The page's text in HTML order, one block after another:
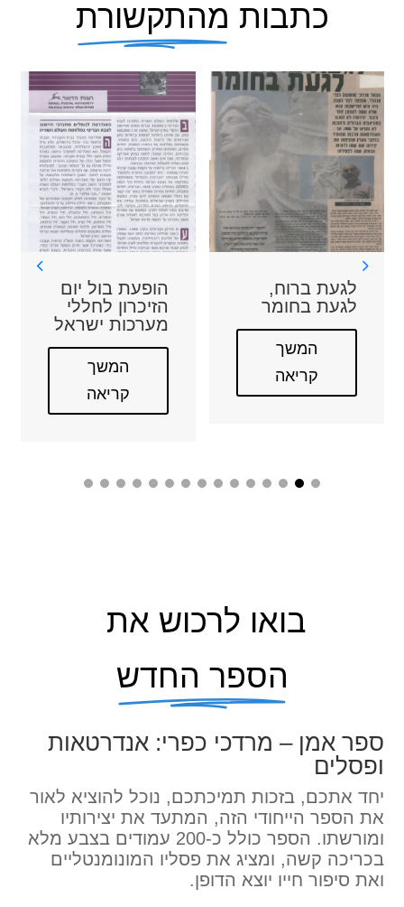
כתבות מהתקשורת
הופעת בול יום
הזיכרון לחללי
מערכות ישראל
המשך
קריאה
יקנעם חנכה
את הפארק על
שם יצחק רבין
המשך
קריאה
בואו לרכוש את
הספר החדש
ספר אמן – מרדכי כפרי: אנדרטאות
ופסלים
יחד אתכם, בזכות תמיכתכם, נוכל להוציא לאור
את הספר הייחודי הזה, המתעד את יצירותיו
ומורשתו. הספר כולל כ-200 עמודים בצבע מלא
בכריכה קשה, ומציג את פסליו המונומנטליים
ואת סיפור חייו יוצא הדופן.